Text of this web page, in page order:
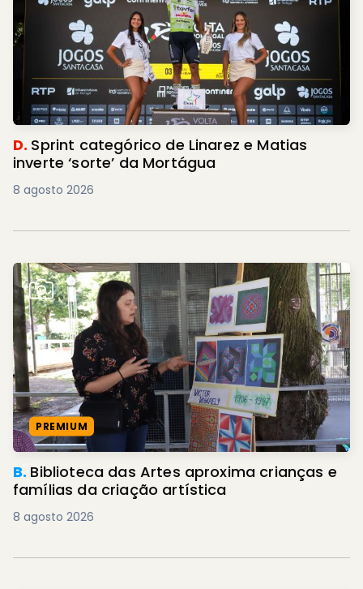
D. Sprint categórico de Linarez e Matias
inverte ‘sorte’ da Mortágua
8 agosto 2026
PREMIUM
B. Biblioteca das Artes aproxima crianças e
famílias da criação artística
8 agosto 2026